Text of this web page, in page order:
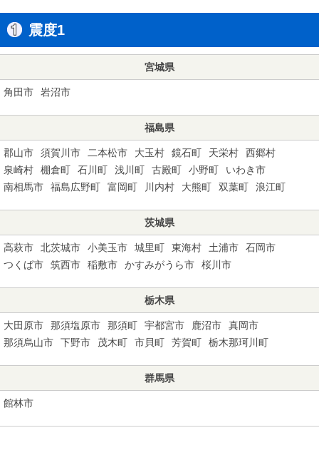
震度1
宮城県
角田市 岩沼市
福島県
郡山市 須賀川市 二本松市 大玉村 鏡石町 天栄村
西郷村
泉崎村
棚倉町 石川町 浅川町 古殿町 小野町
いわき市
南相馬市
福島広野町 富岡町 川内村 大熊町 双葉町 浪江町
茨城県
高萩市 北茨城市 小美玉市 城里町 東海村 土浦市
石岡市
つくば市
筑西市 稲敷市 かすみがうら市 桜川市
栃木県
大田原市 那須塩原市 那須町 宇都宮市 鹿沼市
真岡市
那須烏山市
下野市 茂木町 市貝町 芳賀町 栃木那珂川町
群馬県
館林市